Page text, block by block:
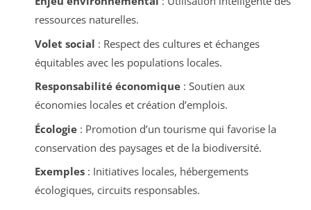
ressources naturelles.
Volet social : Respect des cultures et échanges
équitables avec les populations locales.
Responsabilité économique: Soutien aux
économies locales et création d’emplois.
Écologie: Promotion d’un tourisme qui favorise la
conservation des paysages et de la biodiversité.
Exemples: Initiatives locales, hébergements
écologiques, circuits responsables.